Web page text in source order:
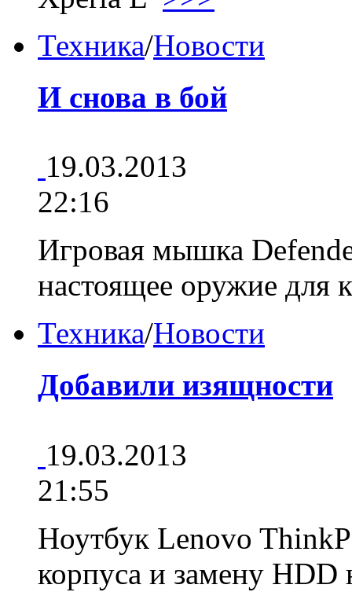
Техника/Новости
И снова в бой
19.03.2013
22:16
Игровая мышка
настоящее оружие для
Техника/Новости
Добавили изящности
19.03.2013
21:55
Ноутбук Lenovo
корпуса и замену